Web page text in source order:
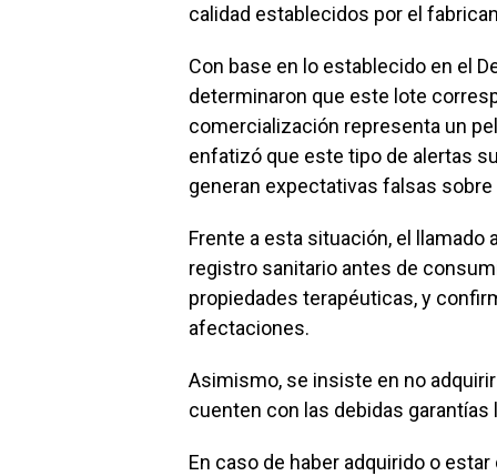
calidad establecidos por el
Con base en lo establecido en el
determinaron que este lote
comercialización representa un
enfatizó que este tipo de alertas
generan expectativas falsas
Frente a esta situación, el llamado
registro sanitario antes de
propiedades terapéuticas, y
afectaciones.
Asimismo, se insiste en no
cuenten con las debidas garantías
En caso de haber adquirido o